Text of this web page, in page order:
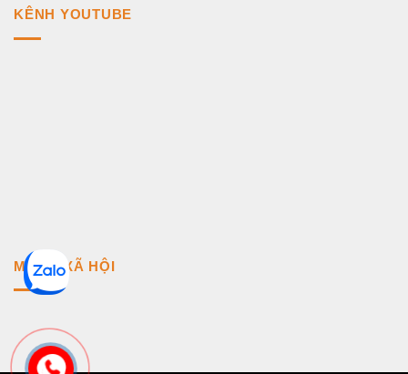
KÊNH YOUTUBE
MẠNG XÃ HỘI